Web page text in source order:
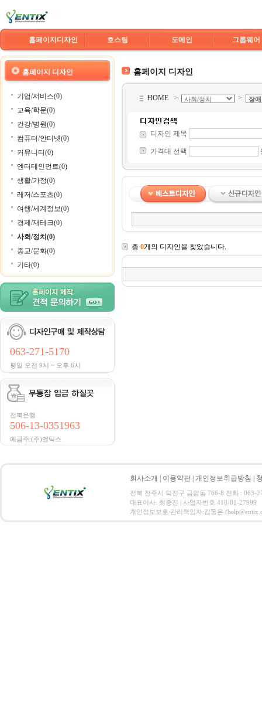
홈페이지디자인 호스팅 도메인 그룹웨어
홈페이지 디자인
기업/서비스(0)
교육/학문(0)
건강/병원(0)
컴퓨터/인터넷(0)
커뮤니티(0)
엔터테인먼트(0)
생활/가정(0)
레저/스포츠(0)
여행/세계정보(0)
경제/재테크(0)
사회/정치(0)
종교/문화(0)
기타(0)
063-271-5170
평일 오전 9시 ~ 오후 6시
전북은행
506-13-0351963
예금주:(주)엔틱스
홈페이지 디자인
HOME > >
디자인 제목
가격대 선택
총 0개의 디자인을 찾았습니다.
회사소개 이용약관 개인정보취급방침
전북 전주시 덕진구 금암동 766-8 전화 : 063-
대표이사: 최종진 | 사업자번호 418-81-27999
개인정보보호 관리책임자:김동은